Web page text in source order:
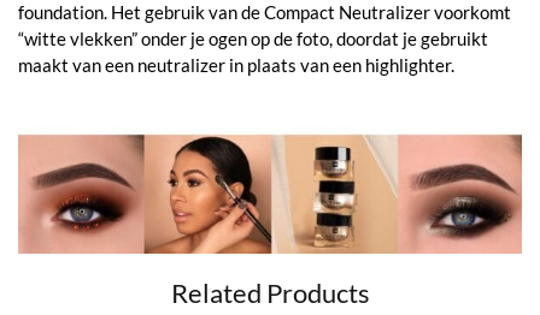
foundation. Het gebruik van de Compact Neutralizer voorkomt
“witte vlekken” onder je ogen op de foto, doordat je gebruikt
maakt van een neutralizer in plaats van een highlighter.
Related Products